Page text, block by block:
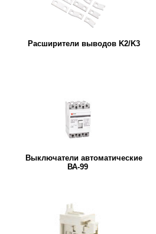
Расширители выводов K2/K3
Выключатели автоматические
ВА-99